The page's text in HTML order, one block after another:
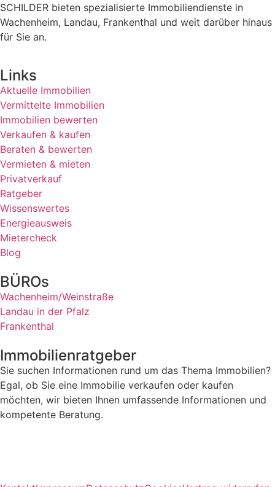
SCHILDER bieten spezialisierte Immobiliendienste in
Wachenheim, Landau, Frankenthal und weit darüber hinaus
für Sie an.
Links
Aktuelle Immobilien
Vermittelte Immobilien
Immobilien bewerten
Verkaufen & kaufen
Beraten & bewerten
Vermieten & mieten
Privatverkauf
Ratgeber
Wissenswertes
Energieausweis
Mietercheck
Blog
BÜROs
Wachenheim/Weinstraße
Landau in der Pfalz
Frankenthal
Immobilienratgeber
Sie suchen Informationen rund um das Thema Immobilien?
Egal, ob Sie eine Immobilie verkaufen oder kaufen
möchten, wir bieten Ihnen umfassende Informationen und
kompetente Beratung.